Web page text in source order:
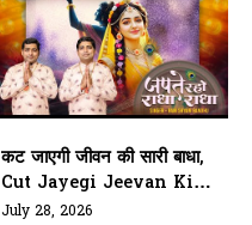
कट जाएगी जीवन की सारी बाधा,
Cut Jayegi Jeevan Ki
Sari Badha
July 28, 2026